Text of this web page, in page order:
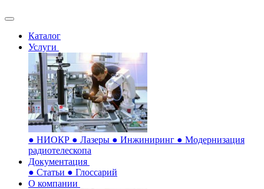
Каталог
Услуги
● НИОКР ● Лазеры ● Инжиниринг ● Модернизация
радиотелескопа
Документация
● Статьи ● Глоссарий
О компании